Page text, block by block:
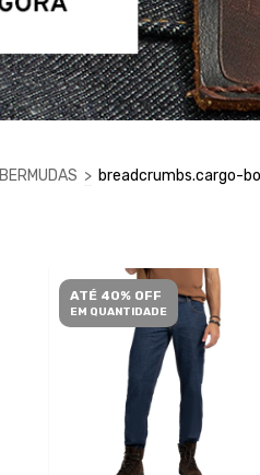
BERMUDAS > breadcrumbs.cargo-
ATÉ 40% OFF
EM QUANTIDADE